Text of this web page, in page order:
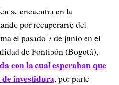
se encuentra en la
por recuperarse del
el pasado 7 de junio en el
de Fontibón (Bogotá),
con la cual esperaban que
investidura, por parte